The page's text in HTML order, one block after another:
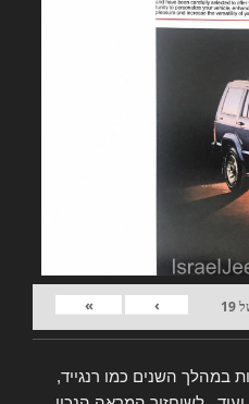
19
›
»
במהלך השנים כמו רנגייד,